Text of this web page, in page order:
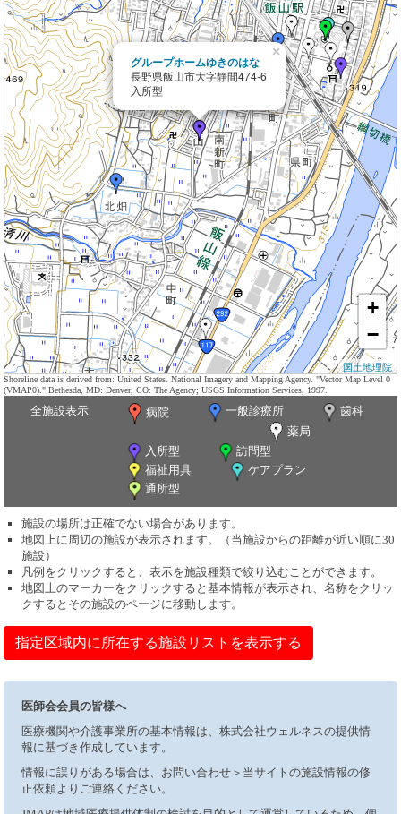
グループホームゆきのはな
長野県飯山市大字静間474-6
入所型
×
+
−
国土地理院
Shoreline data is derived from: United States. National Imagery and Mapping Agency. "Vector Map Level 0
(VMAP0)." Bethesda, MD: Denver, CO: The Agency; USGS Information Services, 1997.
全施設表示 病院 一般診療所
歯科
薬局
入所型
訪問型
福祉用具
ケアプラン
通所型
施設の場所は正確でない場合があります。
地図上に周辺の施設が表示されます。（当施設からの距離が近い順に30
施設）
凡例をクリックすると、表示を施設種類で絞り込むことができます。
地図上のマーカーをクリックすると基本情報が表示され、名称をクリッ
クするとその施設のページに移動します。
指定区域内に所在する施設リストを表示する
医師会会員の皆様へ
医療機関や介護事業所の基本情報は、株式会社ウェルネスの提供情
報に基づき作成しています。
情報に誤りがある場合は、お問い合わせ＞当サイトの施設情報の修
正依頼よりご連絡ください。